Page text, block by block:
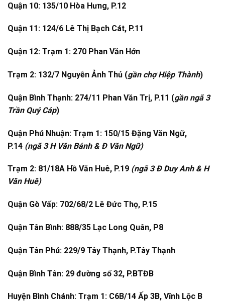
Quận 10: 135/10 Hòa Hưng, P.12
Quận 11: 124/6 Lê Thị Bạch Cát, P.11
Quận 12: Trạm 1: 270 Phan Văn Hớn
Trạm 2: 132/7 Nguyễn Ảnh Thủ (gần chợ Hiệp Thành)
Quận Bình Thạnh: 274/11 Phan Văn Trị, P.11 (gần ngã 3
Trần Quý Cáp)
Quận Phú Nhuận: Trạm 1: 150/15 Đặng Văn Ngữ,
P.14 (ngã 3 H Văn Bánh & Đ Văn Ngữ)
Trạm 2: 81/18A Hồ Văn Huê, P.19 (ngã 3 Đ Duy Anh & H
Văn Huê)
Quận Gò Vấp: 702/68/2 Lê Đức Thọ, P.15
Quận Tân Bình: 888/35 Lạc Long Quân, P8
Quận Tân Phú: 229/9 Tây Thạnh, P.Tây Thạnh
Quận Bình Tân: 29 đường số 32, P.BTĐB
Huyện Bình Chánh: Trạm 1: C6B/14 Ấp 3B, Vĩnh Lộc B